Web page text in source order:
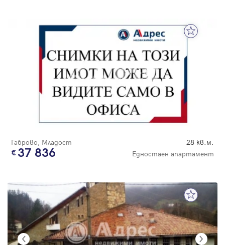
Габрово, Младост 28 кв.м.
37 836 Едностаен апартамент